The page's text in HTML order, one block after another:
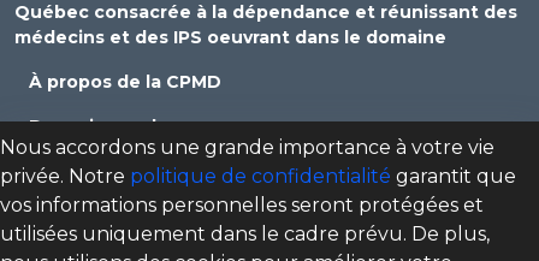
Québec consacrée à la dépendance et réunissant des
médecins et des IPS oeuvrant dans le domaine
À propos de la CPMD
Devenir membre
Se connecter
Nous joindre
Nous accordons une grande importance à votre vie
privée. Notre politique de confidentialité garantit que
vos informations personnelles seront protégées et
utilisées uniquement dans le cadre prévu. De plus,